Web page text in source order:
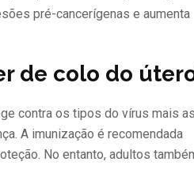
pré-cancerígenas e aumenta
de colo do
contra os tipos do vírus mais
A imunização é recomendada
No entanto, adultos